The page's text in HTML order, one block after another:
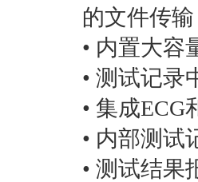
的文件传输
• 内置大容
• 测试记录
• 集成
• 内部测试
• 测试结果